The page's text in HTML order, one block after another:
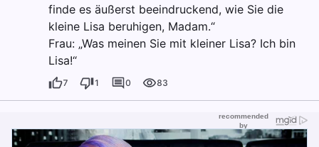
finde es äußerst beeindruckend, wie Sie die
kleine Lisa beruhigen, Madam.“
Frau: „Was meinen Sie mit kleiner Lisa? Ich bin
Lisa!“
7 1 0 83